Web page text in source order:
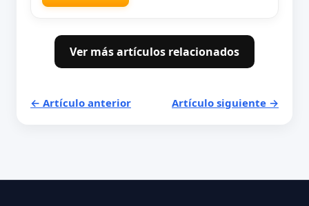
Ver más artículos relacionados
← Artículo anterior Artículo siguiente →